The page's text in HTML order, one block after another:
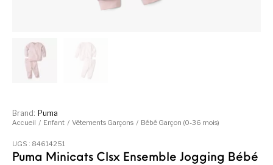
Accueil / Enfant / Vêtements Garçons / Bébé Garçon (0-36 mois)
Puma Minicats Clsx Ensemble Jogging Bébé
UGS : 84614251
Brand: Puma